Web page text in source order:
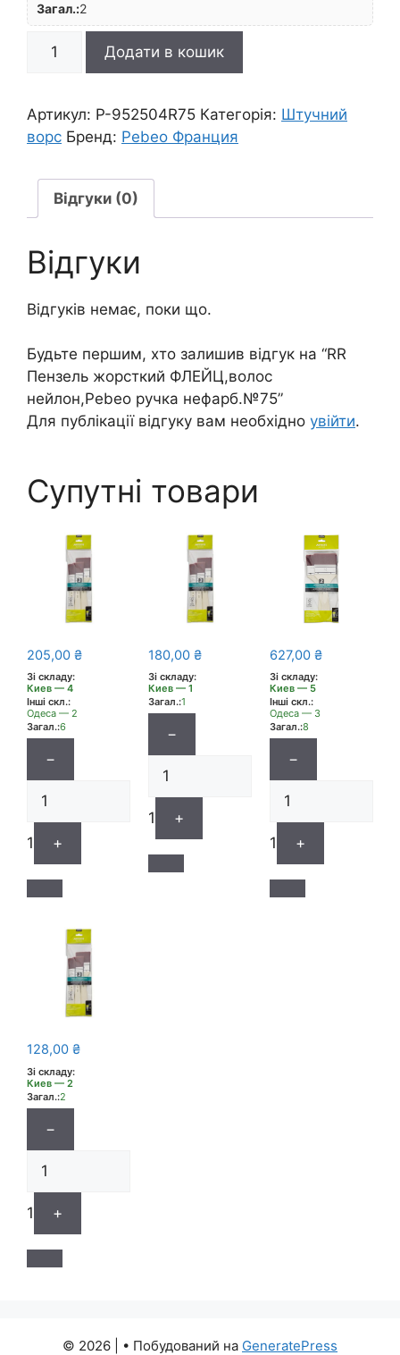
Загал.:2
ФЛЕЙЦ,волос
нейлон,Pebeo
нефарб.
№75
кількість
Додати в кошик
Артикул: P-952504R75 Категорія: Штучний
ворс Бренд: Pebeo Франция
Відгуки (0)
Відгуки
Відгуків немає, поки що.
Будьте першим, хто залишив відгук на “RR
Пензель жорсткий ФЛЕЙЦ,волос
нейлон,Pebeo ручка нефарб.№75”
Для публікації відгуку вам необхідно увійти.
Супутні товари
205,00 ₴
Зі складу:
Киев — 4
Інші скл.:
Одеса — 2
Загал.:6
−
1 +
180,00 ₴
Зі складу:
Киев — 1
Загал.:1
−
1 +
627,00 ₴
Зі складу:
Киев — 5
Інші скл.:
Одеса — 3
Загал.:8
−
1 +
128,00 ₴
Зі складу:
Киев — 2
Загал.:2
−
1 +
© 2026 | • Побудований на GeneratePress